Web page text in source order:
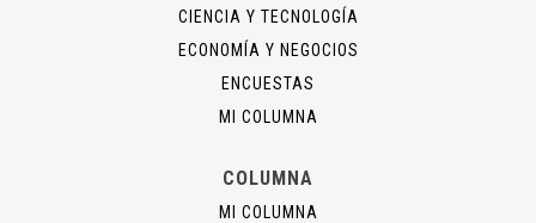
CIENCIA Y TECNOLOGÍA
ECONOMÍA Y NEGOCIOS
ENCUESTAS
MI COLUMNA
COLUMNA
MI COLUMNA